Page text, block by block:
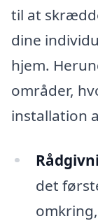
til at
dine
hjem.
områder,
installation
det